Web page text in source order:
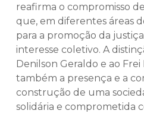
reafirma o compromisso
que, em diferentes áreas
para a promoção da
interesse coletivo. A
Denilson Geraldo e ao
também a presença e a
construção de uma
solidária e comprometida